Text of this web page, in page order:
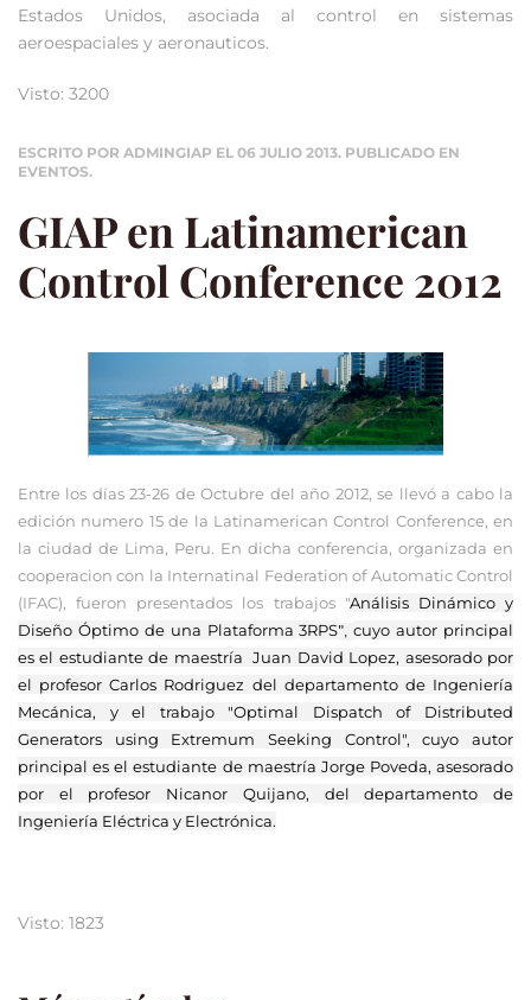
Estados Unidos, asociada al control en sistemas
aeroespaciales y aeronauticos.
Visto: 3200
ESCRITO POR ADMINGIAP EL 06 JULIO 2013. PUBLICADO EN
EVENTOS.
GIAP en Latinamerican
Control Conference 2012
Entre los días 23-26 de Octubre del año 2012, se llevó a cabo la
edición numero 15 de la Latinamerican Control Conference, en
la ciudad de Lima, Peru. En dicha conferencia, organizada en
cooperacion con la Internatinal Federation of Automatic Control
(IFAC), fueron presentados los trabajos "Análisis Dinámico y
Diseño Óptimo de una Plataforma 3RPS", cuyo autor principal
es el estudiante de maestría Juan David Lopez, asesorado por
el profesor Carlos Rodriguez del departamento de Ingeniería
Mecánica, y el trabajo "Optimal Dispatch of Distributed
Generators using Extremum Seeking Control", cuyo autor
principal es el estudiante de maestría Jorge Poveda, asesorado
por el profesor Nicanor Quijano, del departamento de
Ingeniería Eléctrica y Electrónica.
Visto: 1823